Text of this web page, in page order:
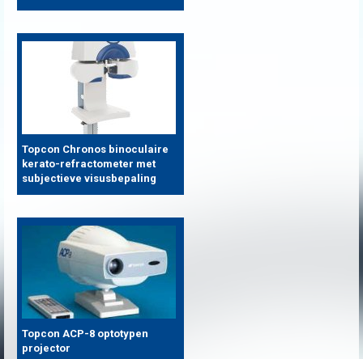
Topcon Chronos binoculaire
kerato-refractometer met
subjectieve visusbepaling
Topcon ACP-8 optotypen
projector